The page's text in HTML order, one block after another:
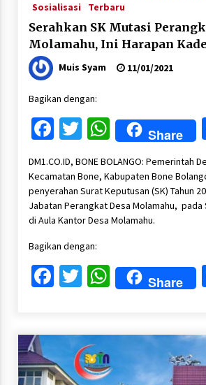
Sosialisasi
Terbaru
Serahkan SK Mutasi
Molamahu, Ini Harapan
Muis Syam 11/01/2021
Bagikan dengan:
Facebook
Twitter
WhatsApp
Share
DM1.CO.ID, BONE BOLANGO: Pemerintah
Kecamatan Bone, Kabupaten Bone
penyerahan Surat Keputusan (SK) Tahun
Jabatan Perangkat Desa Molamahu, pada
di Aula Kantor Desa Molamahu.
Bagikan dengan:
Facebook
Twitter
WhatsApp
Share